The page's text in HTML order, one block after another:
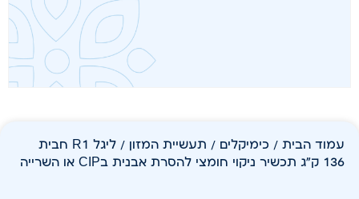
עמוד הבית / כימיקלים / תעשיית המזון
/ ליגל R1 חבית
136 ק"ג תכשיר ניקוי חומצי להסרת אבנית בCIP או השרייה